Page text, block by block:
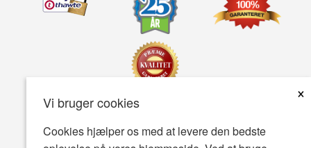
Vi bruger cookies
×
Cookies hjælper os med at levere den bedste
Tilgængelighed Betingelser for brug Fortrolighedspolitik